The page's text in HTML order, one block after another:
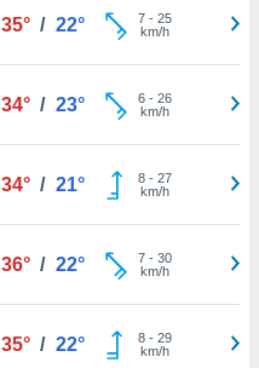
35° / 22° 7- 25
km/h
34° / 23° 6- 26
km/h
34° / 21° 8- 27
km/h
36° / 22° 7- 30
km/h
35° / 22° 8- 29
km/h